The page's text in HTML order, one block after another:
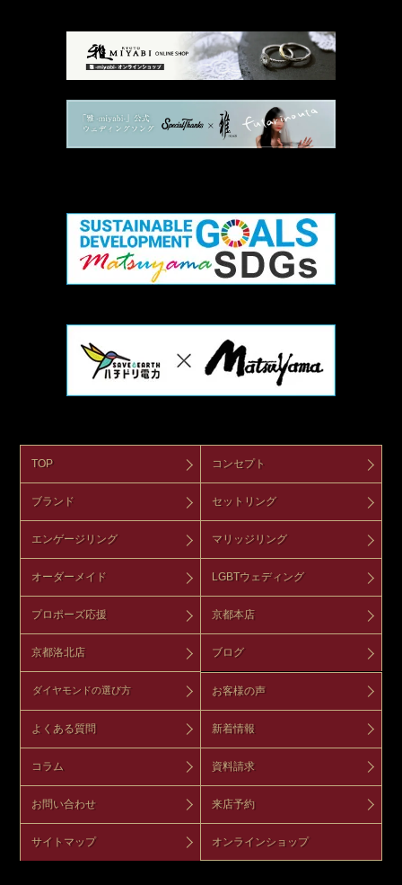
TOP コンセプト
ブランド セットリング
エンゲージリング マリッジリング
オーダーメイド LGBTウェディング
プロポーズ応援 京都本店
京都洛北店 ブログ
ダイヤモンドの選び方 お客様の声
よくある質問 新着情報
コラム 資料請求
お問い合わせ 来店予約
サイトマップ オンラインショップ